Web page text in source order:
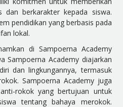
dan berkarakter kepada siswa.
pendidikan yang berbasis pada
lokal.
di Sampoerna Academy
Sampoerna Academy diajarkan
dan lingkungannya, termasuk
Sampoerna Academy juga
rokok yang bertujuan untuk
tentang bahaya merokok.